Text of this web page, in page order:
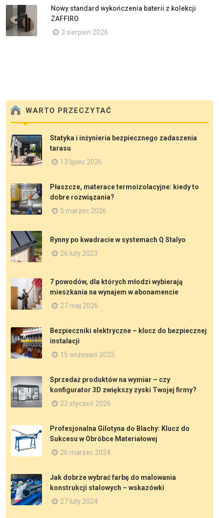
Nowy standard wykończenia baterii z kolekcji
ZAFFIRO
3 sierpień 2026
WARTO PRZECZYTAĆ
Statyka i inżynieria bezpiecznego zadaszenia
tarasu
13 lipiec 2026
Płaszcze, materace termoizolacyjne: kiedy to
dobre rozwiązania?
5 marzec 2026
Rynny po kwadracie w systemach Q Stalyo
26 luty 2023
7 powodów, dla których młodzi wybierają
mieszkania na wynajem w abonamencie
27 maj 2026
Bezpieczniki elektryczne – klucz do bezpiecznej
instalacji
15 wrzesień 2025
Sprzedaż produktów na wymiar – czy
konfigurator 3D zwiększy zyski Twojej firmy?
22 styczeń 2026
Profesjonalna Gilotyna do Blachy: Klucz do
Sukcesu w Obróbce Materiałowej
26 marzec 2024
Jak dobrze wybrać farbę do malowania
konstrukcji stalowych – wskazówki
27 luty 2024